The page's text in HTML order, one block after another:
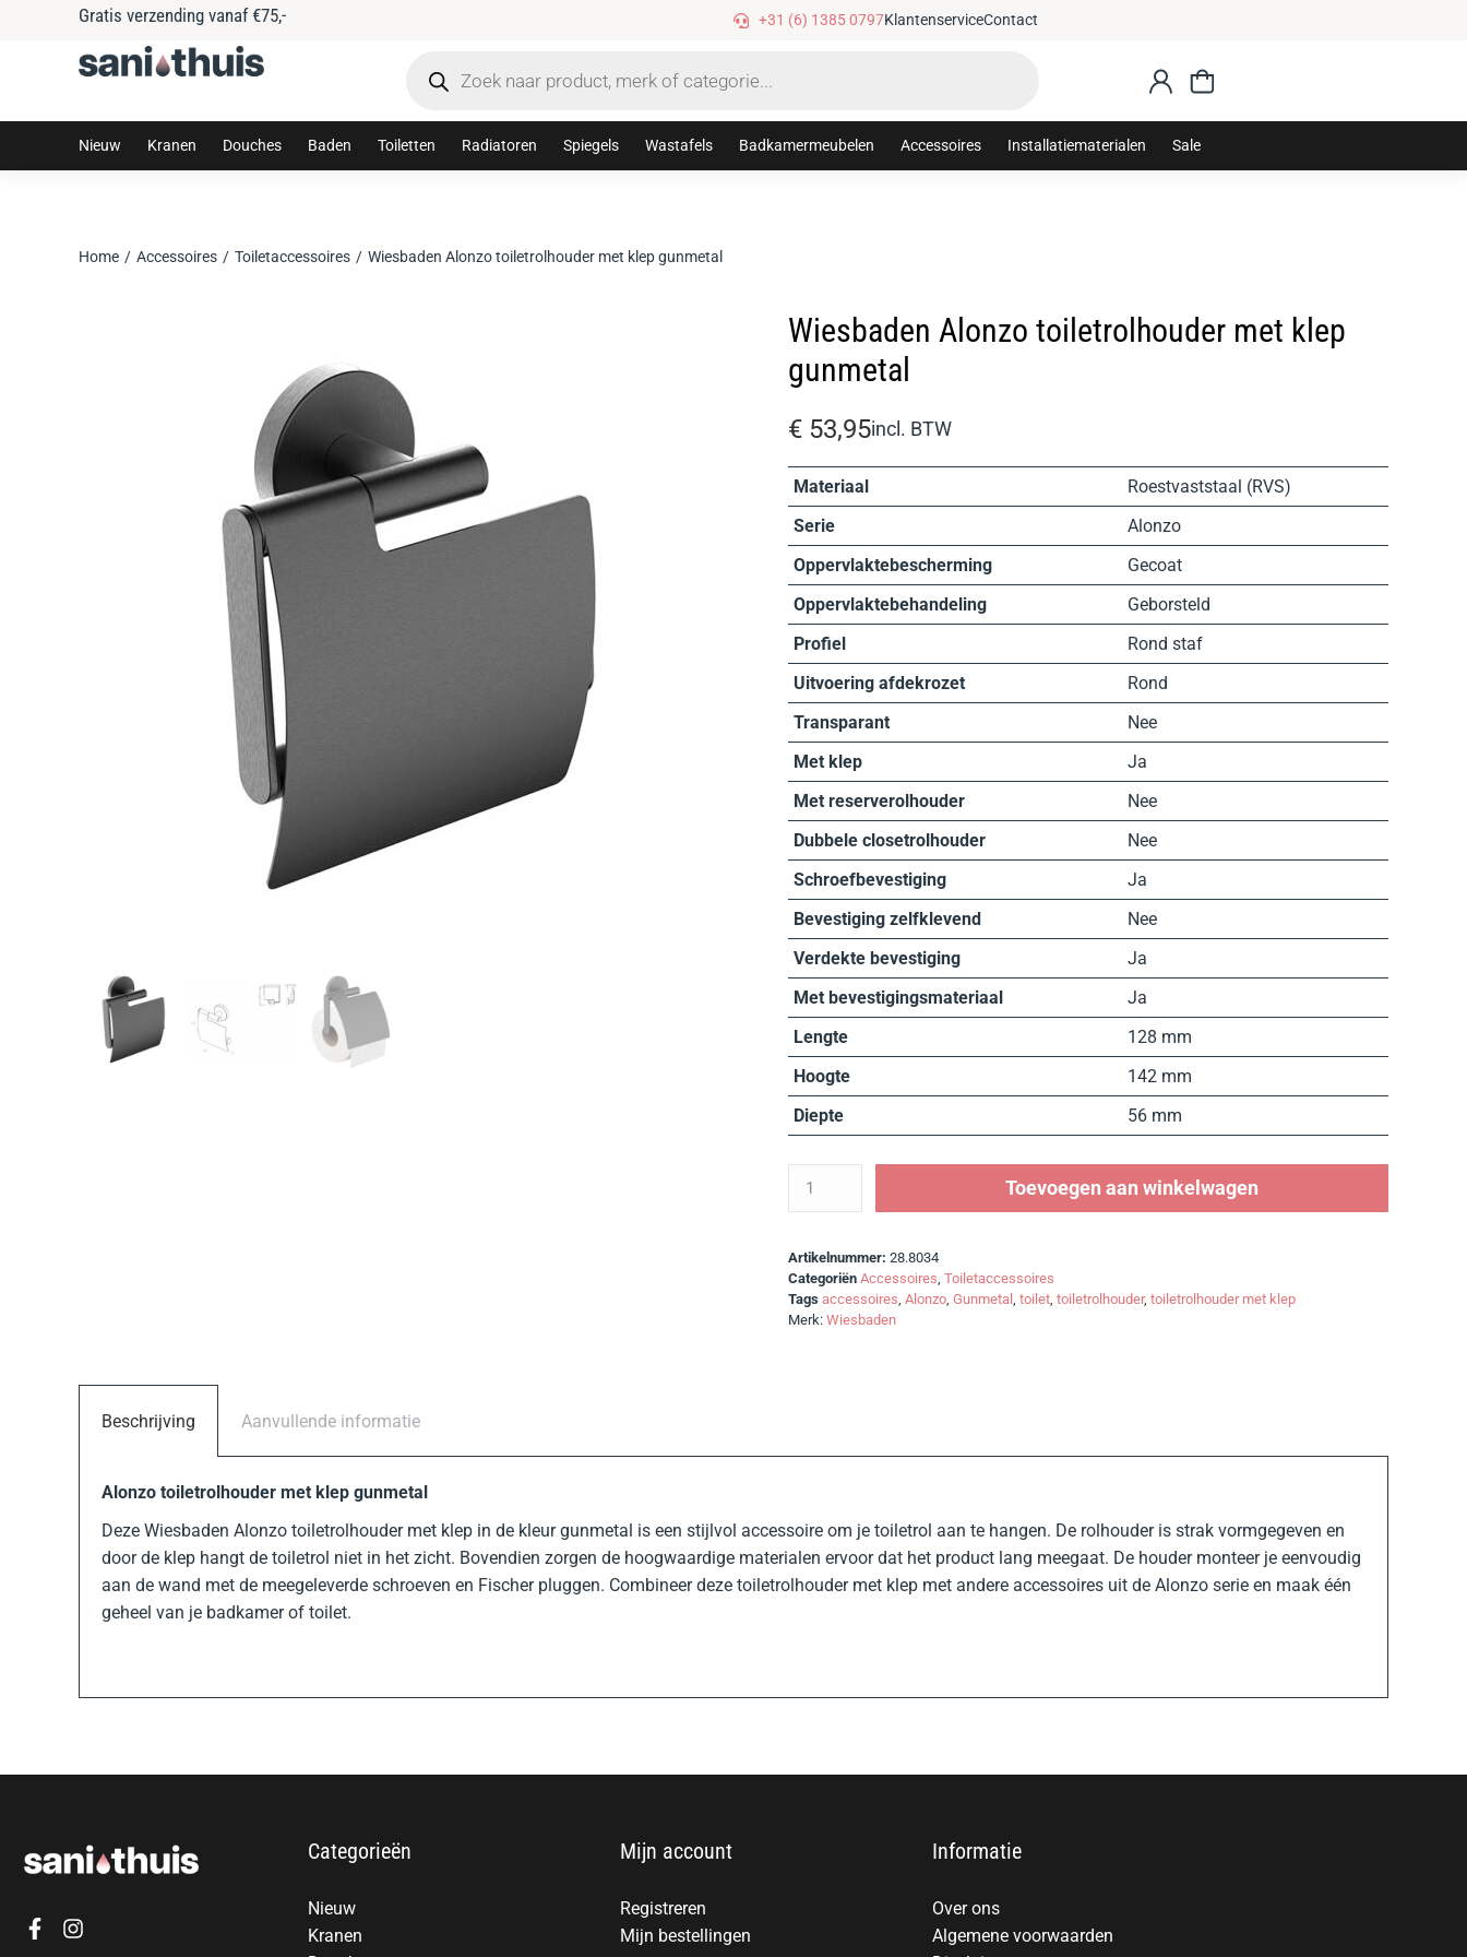
Gratis verzending vanaf €75,- Tijdelijke 10% korting met code: sanithuis10
+31 (6) 1385 0797KlantenserviceContact
Nieuw Kranen Douches Baden Toiletten Radiatoren Spiegels Wastafels Badkamermeubelen Accessoires Installatiematerialen Sale
Je bent hier:
Home Accessoires Toiletaccessoires Wiesbaden Alonzo toiletrolhouder met klep gunmetal
Wiesbaden Alonzo toiletrolhouder met klep
gunmetal
€ 53,95incl. BTW
Materiaal
Roestvaststaal (RVS)
Serie
Alonzo
Oppervlaktebescherming
Gecoat
Oppervlaktebehandeling
Geborsteld
Profiel
Rond staf
Uitvoering afdekrozet
Rond
Transparant
Nee
Met klep
Ja
Met reserverolhouder
Nee
Dubbele closetrolhouder
Nee
Schroefbevestiging
Ja
Bevestiging zelfklevend
Nee
Verdekte bevestiging
Ja
Met bevestigingsmateriaal
Ja
Lengte
128 mm
Hoogte
142 mm
Diepte
56 mm
Toevoegen aan winkelwagen
Artikelnummer: 28.8034
Categoriën Accessoires, Toiletaccessoires
Tags accessoires, Alonzo, Gunmetal , toilet, toiletrolhouder, toiletrolhouder met klep
Merk: Wiesbaden
Beschrijving Aanvullende informatie
Alonzo toiletrolhouder met klep gunmetal
Deze Wiesbaden Alonzo toiletrolhouder met klep in de kleur gunmetal is een stijlvol accessoire om je toiletrol aan te hangen. De rolhouder is strak vormgegeven en
door de klep hangt de toiletrol niet in het zicht. Bovendien zorgen de hoogwaardige materialen ervoor dat het product lang meegaat. De houder monteer je eenvoudig
aan de wand met de meegeleverde schroeven en Fischer pluggen. Combineer deze toiletrolhouder met klep met andere accessoires uit de Alonzo serie en maak één
geheel van je badkamer of toilet.
Categorieën
Nieuw
Kranen
Mijn account
Registreren
Mijn bestellingen
Informatie
Over ons
Algemene voorwaarden